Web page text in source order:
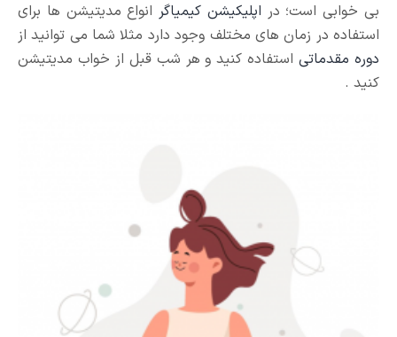
بی خوابی است؛ در اپلیکیشن کیمیاگر انواع مدیتیشن ها برای
استفاده در زمان های مختلف وجود دارد مثلا شما می توانید از
دوره مقدماتیاستفاده کنید و هر شب قبل از خواب مدیتیشن
کنید .